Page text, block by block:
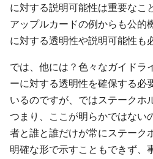
に対する説明可能性は重要なこ
アップルカードの例からも公的
に対する透明性や説明可能性も
では、他には？色々なガイドラ
ーに対する透明性を確保する必
いるのですが、ではステークホ
つまり、ここが明らかではない
者と誰と誰だけが常にステーク
明確な形で示すこともできず、